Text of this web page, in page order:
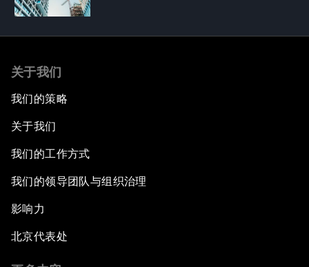
关于我们
我们的策略
关于我们
我们的工作方式
我们的领导团队与组织治理
影响力
北京代表处